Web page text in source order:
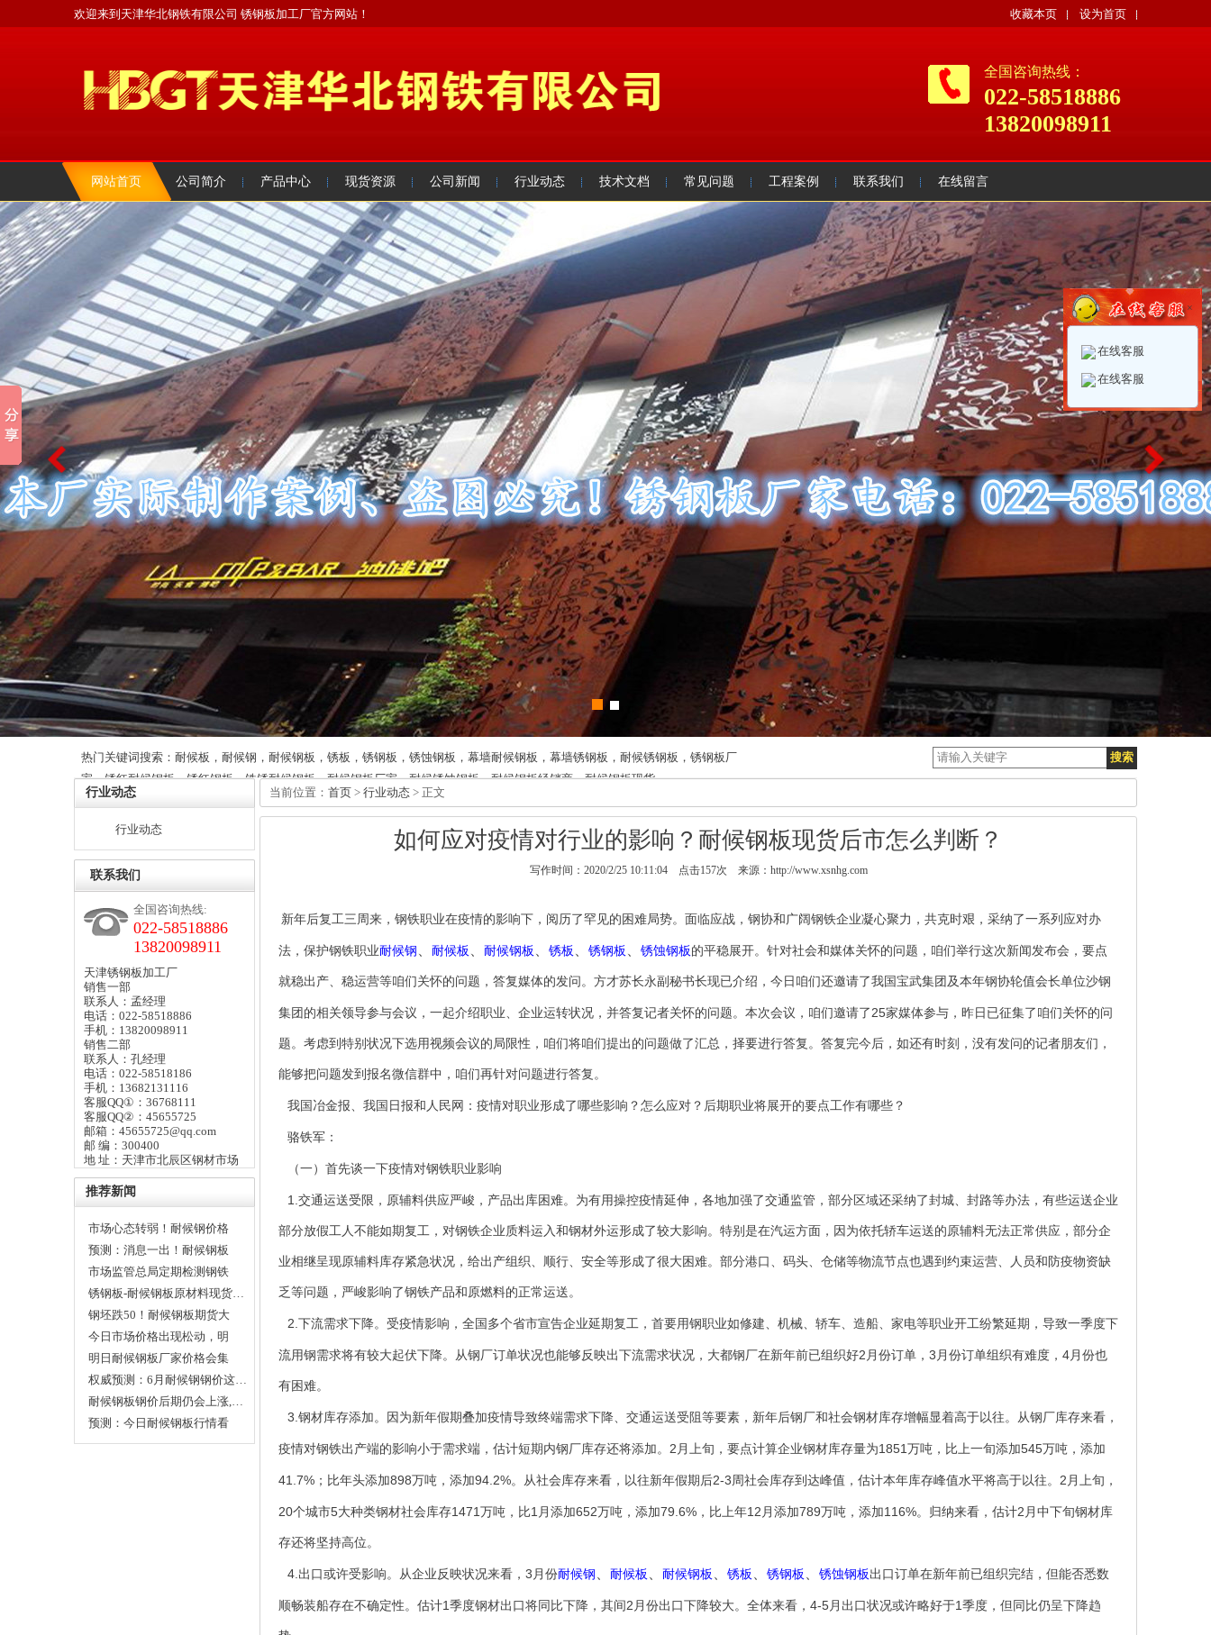
收藏本页 设为首页
欢迎来到天津华北钢铁有限公司 锈钢板加工厂官方网站！
全国咨询热线：
022-58518886
13820098911
网站首页 公司简介 产品中心 现货资源 公司新闻 行业动态 技术文档 常见问题 工程案例 联系我们 在线留言
热门关键词搜索：耐候板，耐候钢，耐候钢板，锈板，锈钢板，锈蚀钢板，幕墙耐候钢板，幕墙锈钢板，耐候锈钢板，锈钢板厂
家，锈红耐候钢板，锈红钢板，铁锈耐候钢板，耐候钢板厂家，耐候锈蚀钢板，耐候钢板经销商，耐候钢板现货
行业动态
行业动态
联系我们
全国咨询热线:
022-58518886
13820098911
天津锈钢板加工厂
销售一部
联系人：孟经理
电话：022-58518886
手机：13820098911
销售二部
联系人：孔经理
电话：022-58518186
手机：13682131116
客服QQ①：36768111
客服QQ②：45655725
邮箱：45655725@qq.com
邮 编：300400
地 址：天津市北辰区钢材市场
推荐新闻
市场心态转弱！耐候钢价格
上…
预测：消息一出！耐候钢板
行…
市场监管总局定期检测钢铁
等…
锈钢板-耐候钢板原材料现货…
钢坯跌50！耐候钢板期货大
跌…
今日市场价格出现松动，明
日…
明日耐候钢板厂家价格会集
体…
权威预测：6月耐候钢钢价这…
耐候钢板钢价后期仍会上涨,…
预测：今日耐候钢板行情看
走…
当前位置： 首页 > 行业动态 > 正文
如何应对疫情对行业的影响？耐候钢板现货后市怎么判断？
写作时间：2020/2/25 10:11:04 点击157次 来源：http://www.xsnhg.com
新年后复工三周来，钢铁职业在疫情的影响下，阅历了罕见的困难局势。面临应战，钢协和广阔钢铁企业凝心聚力，共克时艰，采纳了一系列应对办
法，保护钢铁职业耐候钢 耐候板 耐候钢板 锈板 锈钢板 锈蚀钢板 的平稳展开。针对社会和媒体关怀的问题，咱们举行这次新闻发布会，要点
就稳出产、稳运营等咱们关怀的问题，答复媒体的发问。方才苏长永副秘书长现已介绍，今日咱们还邀请了我国宝武集团及本年钢协轮值会长单位沙钢
集团的相关领导参与会议，一起介绍职业、企业运转状况，并答复记者关怀的问题。本次会议，咱们邀请了 25家媒体参与，昨日已征集了咱们关怀的问
题。考虑到特别状况下选用视频会议的局限性，咱们将咱们提出的问题做了汇总，择要进行答复。答复完今后，如还有时刻，没有发问的记者朋友们，
能够把问题发到报名微信群中，咱们再针对问题进行答复。
我国冶金报、我国日报和人民网：疫情对职业形成了哪些影响？怎么应对？后期职业将展开的要点工作有哪些？
骆铁军：
（一）首先谈一下疫情对钢铁职业影响
1. 交通运送受限，原辅料供应严峻，产品出库困难。为有用操控疫情延伸，各地加强了交通监管，部分区域还采纳了封城、封路等办法，有些运送企业
部分放假工人不能如期复工，对钢铁企业质料运入和钢材外运形成了较大影响。特别是在汽运方面，因为依托轿车运送的原辅料无法正常供应，部分企
业相继呈现原辅料库存紧急状况，给出产组织、顺行、安全等形成了很大困难。部分港口、码头、仓储等物流节点也遇到约束运营、人员和防疫物资缺
乏等问题，严峻影响了钢铁产品和原燃料的正常运送。
2. 下流需求下降。受疫情影响，全国多个省市宣告企业延期复工，首要用钢职业如修建、机械、轿车、造船、家电等职业开工纷繁延期，导致一季度下
流用钢需求将有较大起伏下降。从钢厂订单状况也能够反映出下流需求状况，大都钢厂在新年前已组织好2 月份订单， 3 月份订单组织有难度， 4月份也
有困难。
3. 钢材库存添加。因为新年假期叠加疫情导致终端需求下降、交通运送受阻等要素，新年后钢厂和社会钢材库存增幅显着高于以往。从钢厂库存来看，
疫情对钢铁出产端的影响小于需求端，估计短期内钢厂库存还将添加。 2 月上旬，要点计算企业钢材库存量为1851 万吨，比上一旬添加545万吨，添加
41.7% ；比年头添加898万吨，添加94.2%。从社会库存来看，以往新年假期后2-3周社会库存到达峰值，估计本年库存峰值水平将高于以往。 2 月上旬，
20个城市5大种类钢材社会库存1471 万吨，比1 月添加652万吨，添加79.6% ，比上年12 月添加789万吨，添加116%。归纳来看，估计2 月中下旬钢材库
存还将坚持高位。
4. 出口或许受影响。从企业反映状况来看， 3 月份耐候钢 耐候板 耐候钢板 锈板 锈钢板 锈蚀钢板 出口订单在新年前已组织完结，但能否悉数
顺畅装船存在不确定性。估计1 季度钢材出口将同比下降，其间 2 月份出口下降较大。全体来看， 4-5月出口状况或许略好于1 季度，但同比仍呈下降趋
×
在线客服
在线客服